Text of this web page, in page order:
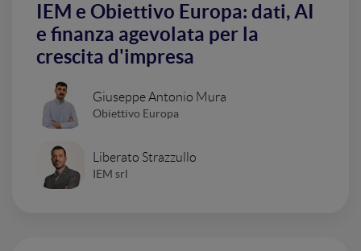
IEM e Obiettivo Europa: dati, AI
e finanza agevolata per la
crescita d'impresa
Giuseppe Antonio Mura
Obiettivo Europa
Liberato Strazzullo
IEM srl